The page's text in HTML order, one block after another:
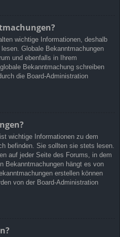
wichtige Informationen, deshalb
Globale Bekanntmachungen
und ebenfalls in Ihrem
Bekanntmachung schreiben
die Board-Administration
wichtige Informationen zu dem
befinden. Sie sollten sie stets lesen.
auf jeder Seite des Forums, in dem
Bekanntmachungen hängt es von
erstellen können
von der Board-Administration